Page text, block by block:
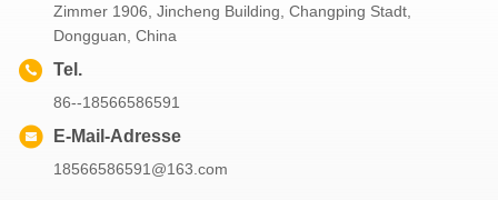
Zimmer 1906, Jincheng Building, Changping Stadt,
Dongguan, China
Tel.
86--18566586591
E-Mail-Adresse
18566586591@163.com